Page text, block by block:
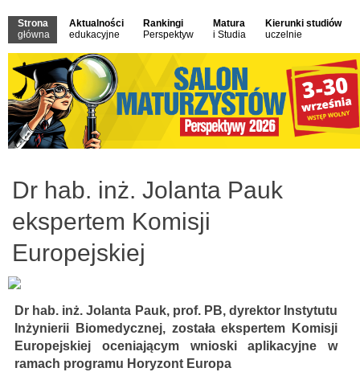
Strona
główna
Aktualności
edukacyjne
Rankingi
Perspektyw
Matura
i Studia
Kierunki studiów
uczelnie
Dr hab. inż. Jolanta Pauk
ekspertem Komisji
Europejskiej
Dr hab. inż. Jolanta Pauk, prof. PB, dyrektor Instytutu
Inżynierii Biomedycznej, została ekspertem Komisji
Europejskiej oceniającym wnioski aplikacyjne w
ramach programu Horyzont Europa